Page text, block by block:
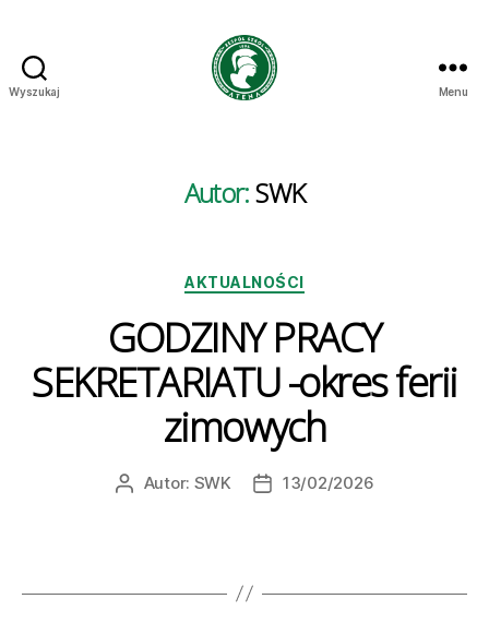
Wyszukaj Menu
Autor:SWK
Kategorie
AKTUALNOŚCI
GODZINY PRACY
SEKRETARIATU -okres ferii
zimowych
AutorAutor: SWK
Data13/02/2026